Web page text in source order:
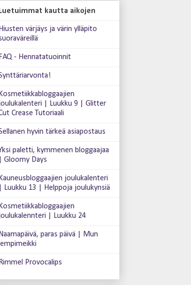
Luetuimmat kautta aikojen
Hiusten värjäys ja värin ylläpito
FAQ - Hennatatuoinnit
Kosmetiikkabloggaajien
| Luukku 9 | Glitter
Crease Tutoriaali
hyvin tärkeä asiapostaus
paletti, kymmenen bloggaajaa
| Gloomy Days
Kauneusbloggaajien joulukalenteri
| Luukku 13 | Helppoja joulukynsiä
Kosmetiikkabloggaajien
| Luukku 24
Naamapäivä, paras päivä | Mun
lempimeikki
Rimmel Provocalips